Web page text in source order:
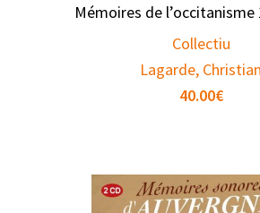
Mémoires de l’occitanisme
Collectiu
Lagarde, Christian
40.00€